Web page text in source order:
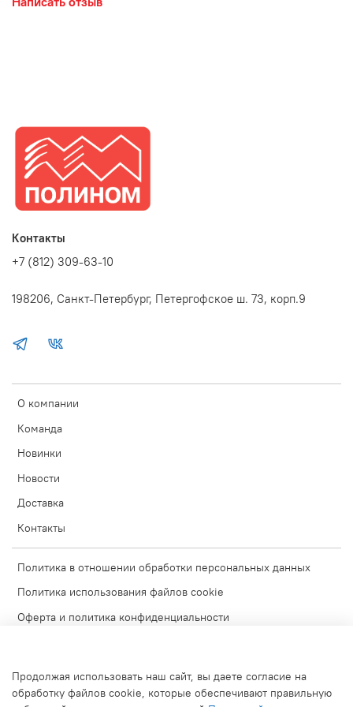
О компании
Команда
Новинки
Новости
Доставка
Контакты
Политика в отношении обработки персональных данных
Политика использования файлов cookie
Оферта и политика конфиденциальности
Блог
Контакты
+7 (812) 309-63-10
198206, Санкт-Петербург, Петергофское ш. 73, корп.9
Продолжая использовать наш сайт, вы даете согласие на
обработку файлов cookie, которые обеспечивают правильную